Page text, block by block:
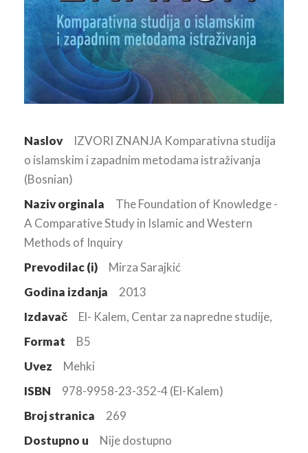
Naslov
IZVORI ZNANJA Komparativna studija
o islamskim i zapadnim metodama istraživanja
(Bosnian)
Naziv orginala
The Foundation of Knowledge -
A Comparative Study in Islamic and Western
Methods of Inquiry
Prevodilac (i)
Mirza Sarajkić
Godina izdanja
2013
Izdavač
El- Kalem, Centar za napredne studije,
Format
B5
Uvez
Mehki
ISBN
978-9958-23-352-4 (El-Kalem)
Broj stranica
269
Dostupno u
Nije dostupno